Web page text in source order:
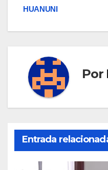
entradas
HUANUNI
Por
Entrada